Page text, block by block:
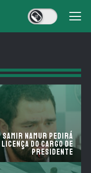
Samir Namur pedirá
licença do cargo de
presidente